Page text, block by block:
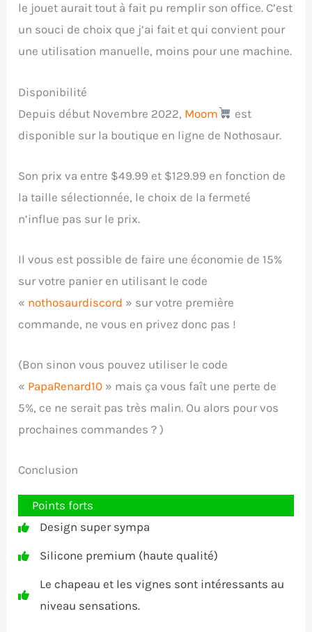
le jouet aurait tout à fait pu remplir son office. C’est
un souci de choix que j’ai fait et qui convient pour
une utilisation manuelle, moins pour une machine.
Disponibilité
Depuis début Novembre 2022, Moom
est
disponible sur la boutique en ligne de Nothosaur.
Son prix va entre $49.99 et $129.99 en fonction de
la taille sélectionnée, le choix de la fermeté
n’influe pas sur le prix.
Il vous est possible de faire une économie de 15%
sur votre panier en utilisant le code
« nothosaurdiscord » sur votre première
commande, ne vous en privez donc pas !
(Bon sinon vous pouvez utiliser le code
« PapaRenard10 » mais ça vous faît une perte de
5%, ce ne serait pas très malin. Ou alors pour vos
prochaines commandes ? )
Conclusion
Points forts
Design super sympa
Silicone premium (haute qualité)
Le chapeau et les vignes sont intéressants au
niveau sensations.